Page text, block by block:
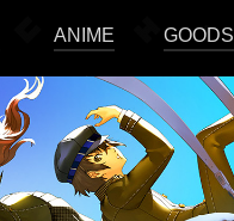
ANIME GOODS